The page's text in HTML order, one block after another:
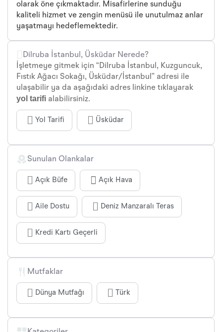
olarak öne çıkmaktadır. Misafirlerine sunduğu
kaliteli hizmet ve zengin menüsü ile unutulmaz anlar
yaşatmayı hedeflemektedir.
Dilruba İstanbul, Üsküdar Nerede?
İşletmeye gitmek için “Dilruba İstanbul, Kuzguncuk,
Fıstık Ağacı Sokağı, Üsküdar/İstanbul” adresi ile
ulaşabilir ya da aşağıdaki adres linkine tıklayarak
yol tarifi alabilirsiniz.
Yol Tarifi Üsküdar
Sunulan Olankalar
Açık Büfe Açık Hava
Aile Dostu Deniz Manzaralı Teras
Kredi Kartı Geçerli
Mutfaklar
Dünya Mutfağı Türk